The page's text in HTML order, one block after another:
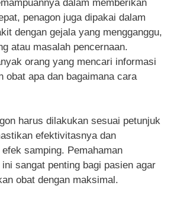
dalam memberikan
penagon juga dipakai dalam
dengan gejala yang mengganggu,
atau masalah pencernaan.
orang yang mencari informasi
obat apa dan bagaimana cara
harus dilakukan sesuai petunjuk
efektivitasnya dan
samping. Pemahaman
sangat penting bagi pasien agar
obat dengan maksimal.